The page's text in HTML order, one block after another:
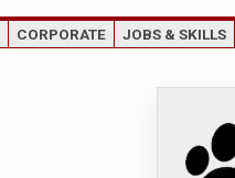
CORPORATE JOBS & SKILLS